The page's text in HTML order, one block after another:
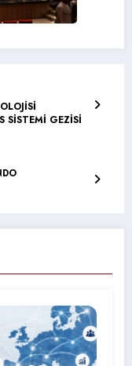
SİSTEMİ GEZİSİ